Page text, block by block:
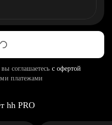
соглашаетесь с офертой
платежами
hh PRO